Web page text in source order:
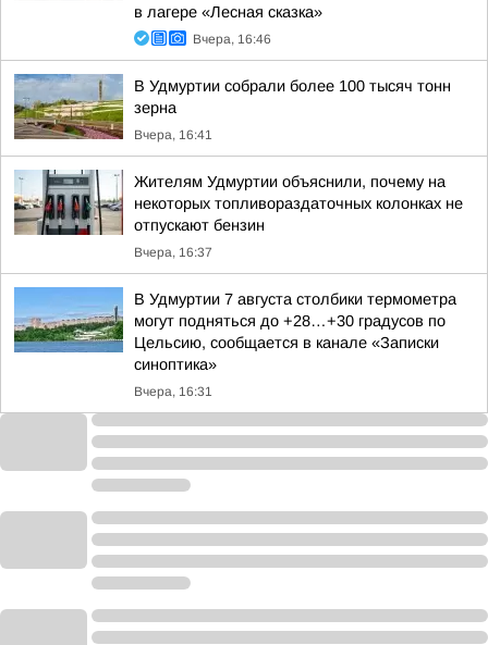
в лагере «Лесная сказка»
Вчера, 16:46
В Удмуртии собрали более 100 тысяч тонн
зерна
Вчера, 16:41
Жителям Удмуртии объяснили, почему на
некоторых топливораздаточных колонках не
отпускают бензин
Вчера, 16:37
В Удмуртии 7 августа столбики термометра
могут подняться до +28…+30 градусов по
Цельсию, сообщается в канале «Записки
синоптика»
Вчера, 16:31